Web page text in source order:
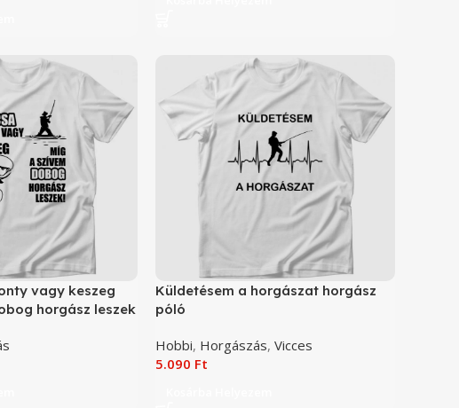
vagy keszeg
horgász leszek
Küldetésem a horgászat horgász
póló
Hobbi, Horgászás, Vicces
5.090 Ft